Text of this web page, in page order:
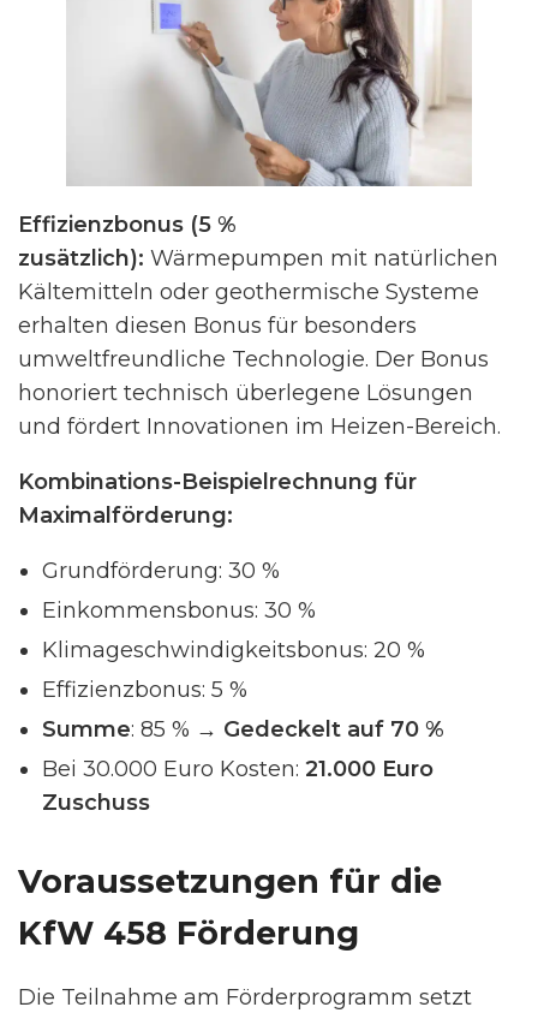
Effizienzbonus (5 %
zusätzlich): Wärmepumpen mit natürlichen
Kältemitteln oder geothermische Systeme
erhalten diesen Bonus für besonders
umweltfreundliche Technologie. Der Bonus
honoriert technisch überlegene Lösungen
und fördert Innovationen im Heizen-Bereich.
Kombinations-Beispielrechnung für
Maximalförderung:
Grundförderung: 30 %
Einkommensbonus: 30 %
Klimageschwindigkeitsbonus: 20 %
Effizienzbonus: 5 %
Summe: 85 % → Gedeckelt auf 70 %
Bei 30.000 Euro Kosten: 21.000 Euro
Zuschuss
Voraussetzungen für die
KfW 458 Förderung
Die Teilnahme am Förderprogramm setzt